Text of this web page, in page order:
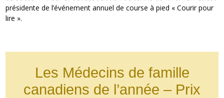
présidente de l’événement annuel de course à pied « Courir pour
lire ».
Les Médecins de famille
canadiens de l’année – Prix